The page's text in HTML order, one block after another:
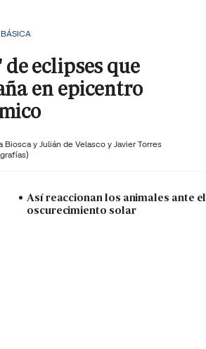
eclipses que
en epicentro
Biosca yJulián de Velasco y Javier Torres
Así reaccionan los animales ante el
oscurecimiento solar